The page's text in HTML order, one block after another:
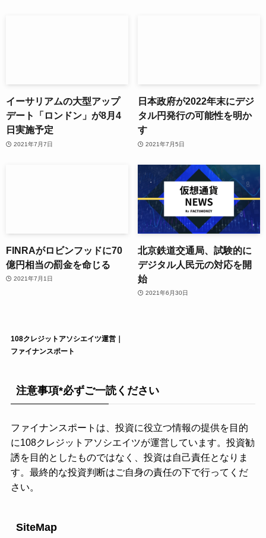
イーサリアムの大型アップ
デート「ロンドン」が8月4
日実施予定
2021年7月7日
日本政府が2022年末にデジ
タル円発行の可能性を明か
す
2021年7月5日
FINRAがロビンフッドに70
億円相当の罰金を命じる
2021年7月1日
北京鉄道交通局、試験的に
デジタル人民元の対応を開
始
2021年6月30日
108クレジットアソシエイツ運営｜
ファイナンスポート
注意事項*必ずご一読ください
ファイナンスポートは、投資に役立つ情報の提供を目的
に108クレジットアソシエイツが運営しています。投資勧
誘を目的としたものではなく、投資は自己責任となりま
す。最終的な投資判断はご自身の責任の下で行ってくだ
さい。
SiteMap